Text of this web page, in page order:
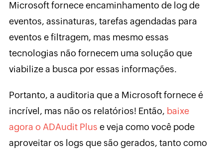
Microsoft fornece encaminhamento de log de
eventos, assinaturas, tarefas agendadas para
eventos e filtragem, mas mesmo essas
tecnologias não fornecem uma solução que
viabilize a busca por essas informações.
Portanto, a auditoria que a Microsoft fornece é
incrível, mas não os relatórios! Então, baixe
agora o ADAudit Plus e veja como você pode
aproveitar os logs que são gerados, tanto como